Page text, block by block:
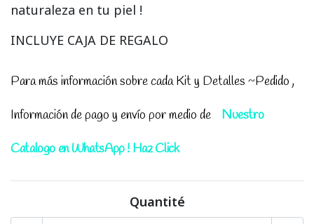
naturaleza en tu piel !
INCLUYE CAJA DE REGALO
Para más información sobre cada Kit y Detalles ~Pedido ,
Información de pago y envío por medio de
Nuestro
Catalogo en WhatsApp ! Haz Click
Quantité